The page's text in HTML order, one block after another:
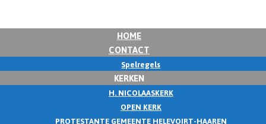
HOME
CONTACT
Spelregels
KERKEN
H. NICOLAASKERK
OPEN KERK
PROTESTANTE GEMEENTE HELEVOIRT-HAAREN